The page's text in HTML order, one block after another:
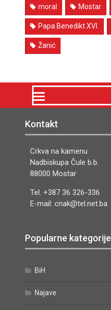
moral Mostar
Papa Benedikt XVI.
Žanić
Kontakt
Crkva na kamenu
Nadbiskupa Čule b.b.
88000 Mostar
Tel. +387 36 326-336
E-mail: cnak@tel.net.ba
Popularne kategorije
BiH
Najave